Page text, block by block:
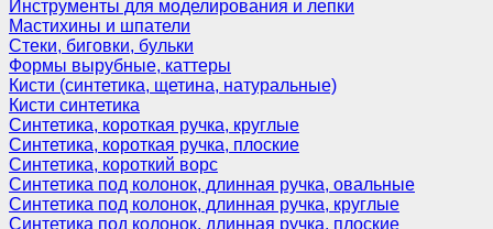
Инструменты для моделирования и лепки
Мастихины и шпатели
Стеки, биговки, бульки
Формы вырубные, каттеры
Кисти (синтетика, щетина, натуральные)
Кисти синтетика
Синтетика, короткая ручка, круглые
Синтетика, короткая ручка, плоские
Синтетика, короткий ворс
Синтетика под колонок, длинная ручка, овальные
Синтетика под колонок, длинная ручка, круглые
Синтетика под колонок, длинная ручка, плоские